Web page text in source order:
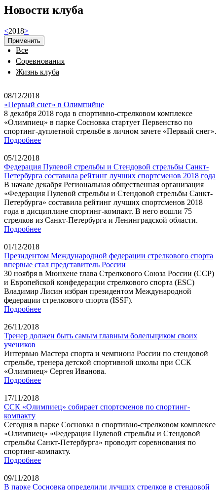
Новости клуба
<2018>
Все
Соревнования
Жизнь клуба
08/12/2018
«Первый снег» в Олимпийце
8 декабря 2018 года в спортивно-стрелковом комплексе
«Олимпиец» в парке Сосновка стартует Первенство по
спортинг-дуплетной стрельбе в личном зачете «Первый снег».
Подробнее
05/12/2018
Федерация Пулевой стрельбы и Стендовой стрельбы Санкт-
Петербурга составила рейтинг лучших спортсменов 2018 года
В начале декабря Региональная общественная организация
«Федерация Пулевой стрельбы и Стендовой стрельбы Санкт-
Петербурга» составила рейтинг лучших спортсменов 2018
года в дисциплине спортинг-компакт. В него вошли 75
стрелков из Санкт-Петербурга и Ленинградской области.
Подробнее
01/12/2018
Президентом Международной федерации стрелкового спорта
впервые стал представитель России
30 ноября в Мюнхене глава Стрелкового Союза России (ССР)
и Европейской конфедерации стрелкового спорта (ESC)
Владимир Лисин избран президентом Международной
федерации стрелкового спорта (ISSF).
Подробнее
26/11/2018
Тренер должен быть самым главным болельщиком своих
учеников
Интервью Мастера спорта и чемпиона России по стендовой
стрельбе, тренера детской спортивной школы при ССК
«Олимпиец» Сергея Иванова.
Подробнее
17/11/2018
ССК «Олимпиец» собирает спортсменов по спортинг-
компакту
Сегодня в парке Сосновка в спортивно-стрелковом комплексе
«Олимпиец» «Федерация Пулевой стрельбы и Стендовой
стрельбы Санкт-Петербурга» проводит соревнования по
спортинг-компакту.
Подробнее
09/11/2018
В парке Сосновка определили лучших стрелков в стендовой